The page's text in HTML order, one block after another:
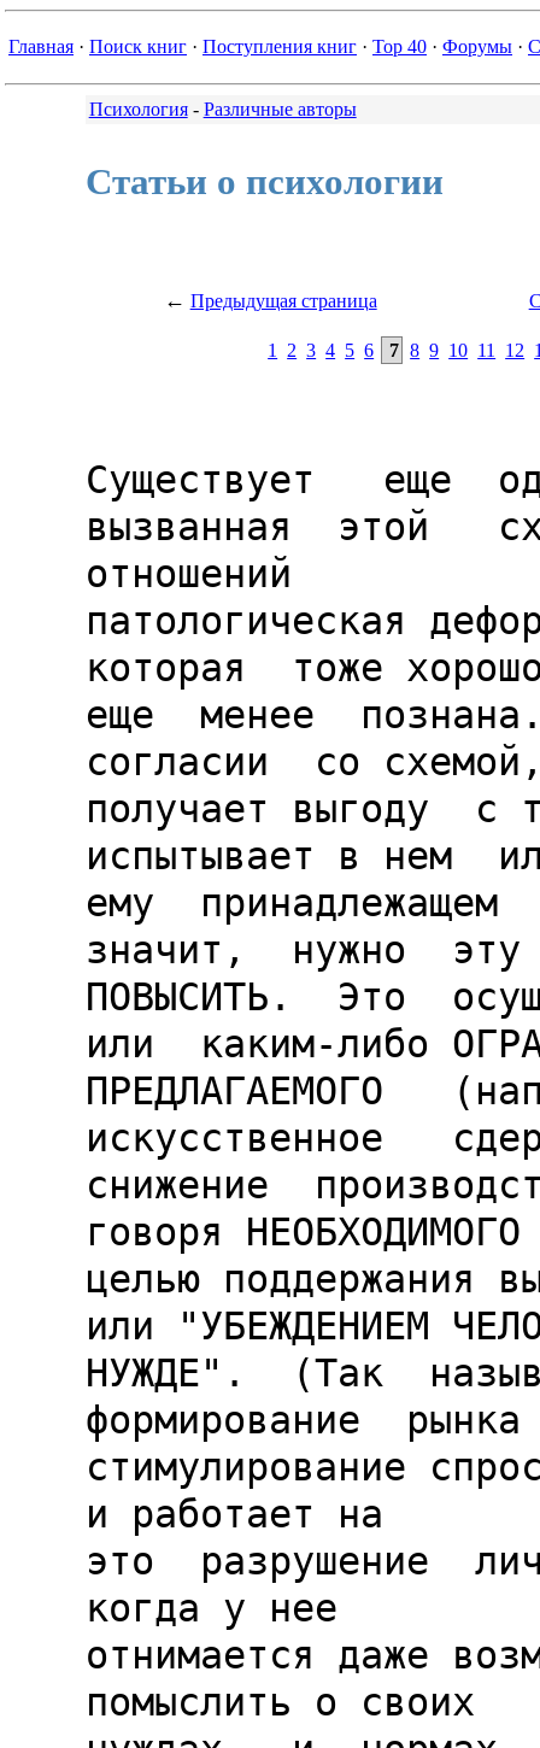
Главная · Поиск книг · Поступления книг · Top 40 · Форумы ·
Психология- Различные авторы
Статьи о психологии
← Предыдущая страница
1 2 3 4 5 6 7 8 9 10 11 12